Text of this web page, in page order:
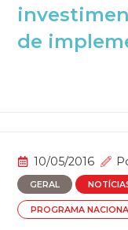
de
10/05/2016
GERAL
PROGRAMA